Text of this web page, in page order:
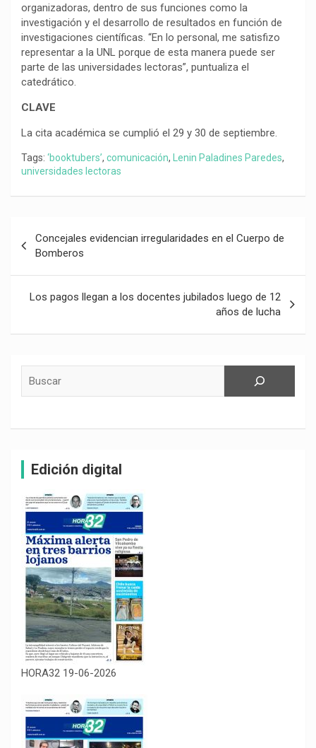
organizadoras, dentro de sus funciones como la
investigación y el desarrollo de resultados en función de
investigaciones científicas. “En lo personal, me satisfizo
representar a la UNL porque de esta manera puede ser
parte de las universidades lectoras”, puntualiza el
catedrático.
CLAVE
La cita académica se cumplió el 29 y 30 de septiembre.
Tags: ‘booktubers’, comunicación, Lenin Paladines Paredes,
universidades lectoras
de
entradas
Concejales evidencian irregularidades en el Cuerpo de
Bomberos
Los pagos llegan a los docentes jubilados luego de 12
años de lucha
Edición digital
HORA32 19-06-2026